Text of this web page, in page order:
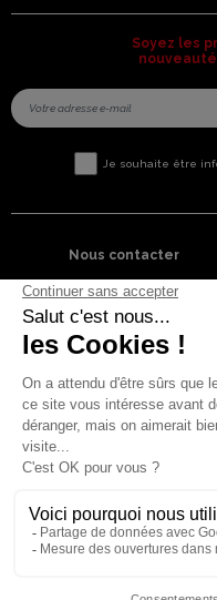
Soyez les
Je souhaite être
Nous contacter
8 rue du capitaine Jean Croisa
13009 Marseille
+33 (0)4 91 07 41 16
Facebook Instagram
Nos produits
Meilleures ventes
Liste des marques
Fiches de sécurité